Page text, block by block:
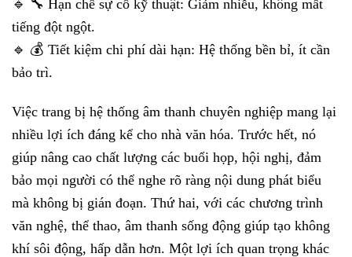
🔹 🔧 Hạn chế sự cố kỹ thuật: Giảm nhiễu, không mất
tiếng đột ngột.
🔹 💰 Tiết kiệm chi phí dài hạn: Hệ thống bền bỉ, ít cần
bảo trì.
Việc trang bị hệ thống âm thanh chuyên nghiệp mang lại
nhiều lợi ích đáng kể cho nhà văn hóa. Trước hết, nó
giúp nâng cao chất lượng các buổi họp, hội nghị, đảm
bảo mọi người có thể nghe rõ ràng nội dung phát biểu
mà không bị gián đoạn. Thứ hai, với các chương trình
văn nghệ, thể thao, âm thanh sống động giúp tạo không
khí sôi động, hấp dẫn hơn. Một lợi ích quan trọng khác